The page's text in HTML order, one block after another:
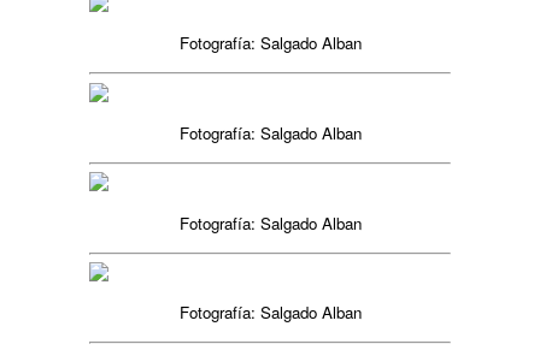
Fotografía: Salgado Alban
Fotografía: Salgado Alban
Fotografía: Salgado Alban
Fotografía: Salgado Alban